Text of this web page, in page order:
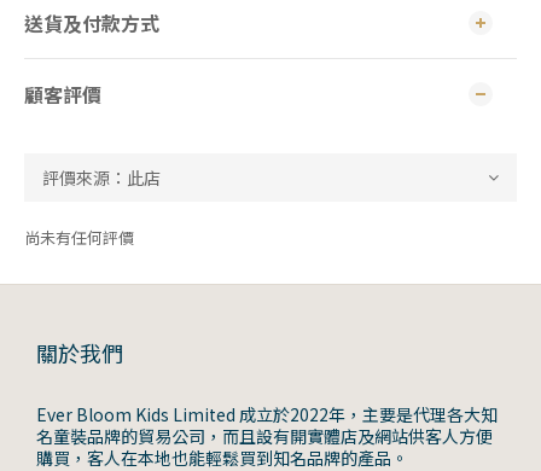
送貨及付款方式
顧客評價
尚未有任何評價
關於我們
Ever Bloom Kids Limited 成立於2022年，主要是代理各大知
名童裝品牌的貿易公司，而且設有開實體店及網站供客人方便
購買，客人在本地也能輕鬆買到知名品牌的產品。